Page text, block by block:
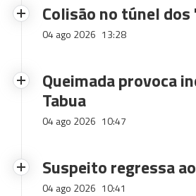
Colisão no túnel
04 ago 2026 13:28
Queimada provoca
Tabua
04 ago 2026 10:47
Suspeito regressa
04 ago 2026 10:41